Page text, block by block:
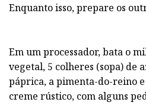
Enquanto isso, prepare os
Em um processador, bata o
vegetal, 5 colheres (sopa) de
páprica, a pimenta-do-reino
creme rústico, com alguns